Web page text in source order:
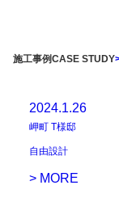
施工事例CASE STUDY
2024.1.26
岬町 T様邸
自由設計
> MORE